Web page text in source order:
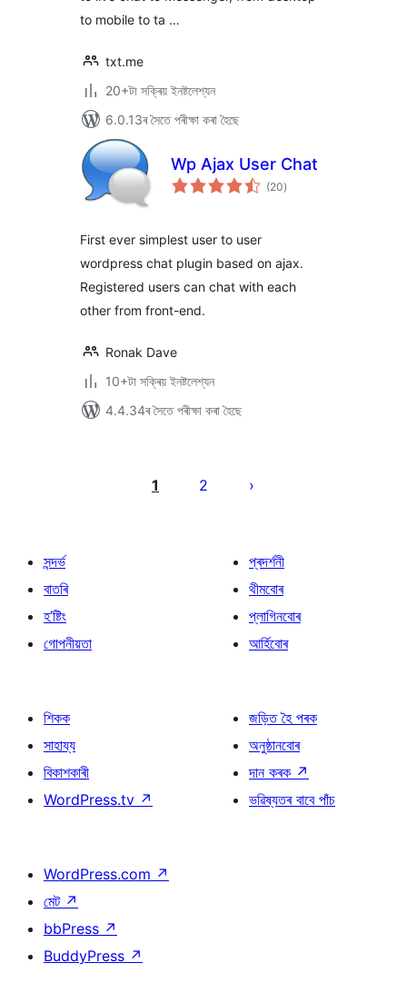
to mobile to ta …
txt.me
20+টা সক্ৰিয় ইনষ্টলেশ্যন
6.0.13ৰ সৈতে পৰীক্ষা কৰা হৈছে
Wp Ajax User Chat
(20টা
মুঠ)
First ever simplest user to user
wordpress chat plugin based on ajax.
Registered users can chat with each
other from front-end.
Ronak Dave
10+টা সক্ৰিয় ইনষ্টলেশ্যন
4.4.34ৰ সৈতে পৰীক্ষা কৰা হৈছে
1 2
সন্দৰ্ভ
বাতৰি
হ’ষ্টিং
গোপনীয়তা
প্ৰদৰ্শনী
থীমবোৰ
প্লাগিনবোৰ
আৰ্হিবোৰ
শিকক
সাহায্য
বিকাশকাৰী
WordPress.tv ↗
জড়িত হৈ পৰক
অনুষ্ঠানবোৰ
দান কৰক ↗
ভৱিষ্যতৰ বাবে পাঁচ
WordPress.com ↗
মেট ↗
bbPress ↗
BuddyPress ↗